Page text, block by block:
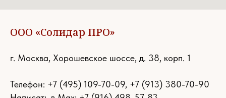
ООО «Солидар ПРО»
г. Москва, Хорошевское шоссе, д. 38, корп. 1
Телефон: +7 (495) 109-70-09, +7 (913) 380-70-90